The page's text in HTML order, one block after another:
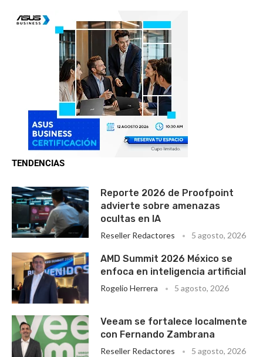
TENDENCIAS
Reporte 2026 de Proofpoint
advierte sobre amenazas
ocultas en IA
Reseller Redactores 5 agosto, 2026
AMD Summit 2026 México se
enfoca en inteligencia artificial
Rogelio Herrera 5 agosto, 2026
Veeam se fortalece localmente
con Fernando Zambrana
Reseller Redactores 5 agosto, 2026